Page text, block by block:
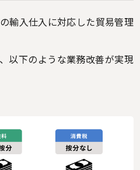
輸入仕入に対応した貿易管理
以下のような業務改善が実現